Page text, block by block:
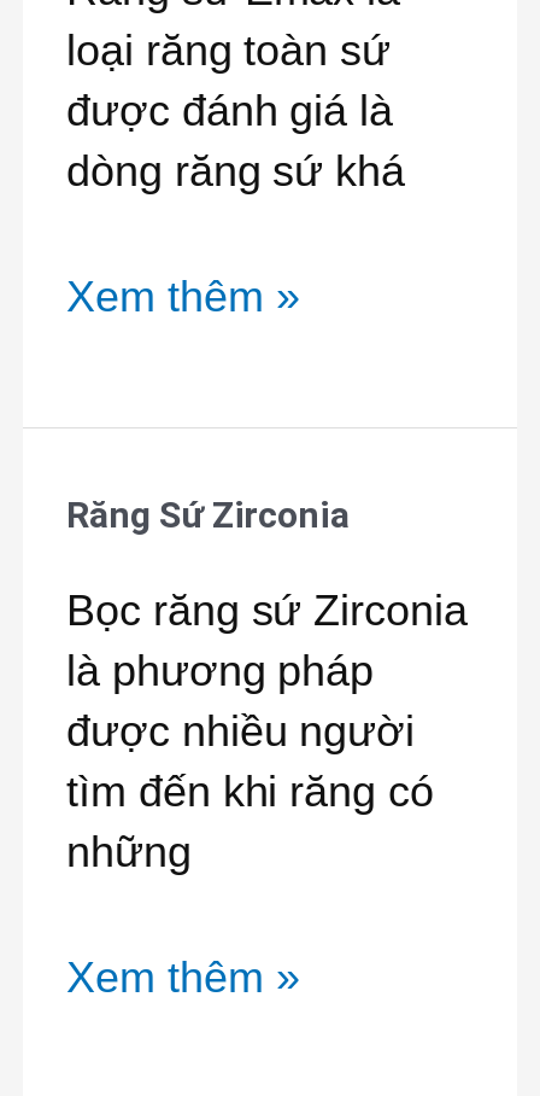
loại răng toàn sứ
được đánh giá là
dòng răng sứ khá
Emax
Xem thêm »
Răng Sứ Zirconia
Bọc răng sứ Zirconia
là phương pháp
được nhiều người
tìm đến khi răng có
những
Răng
Sứ
Zirconia
Xem thêm »